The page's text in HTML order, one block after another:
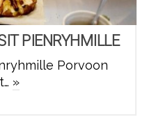
PIENRYHMILLE
Porvoon
»